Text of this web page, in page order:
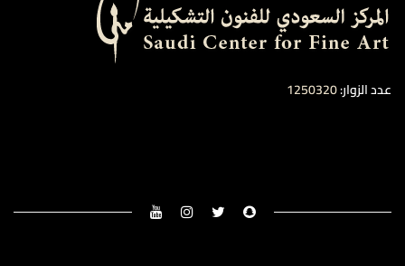
عدد الزوار:1250320